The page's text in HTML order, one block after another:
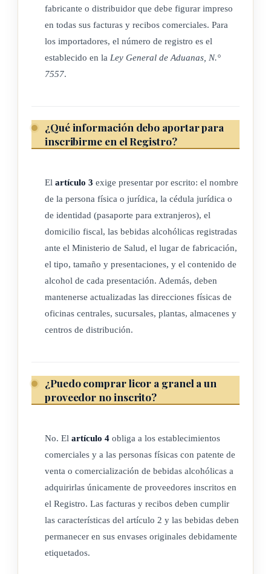
ARTÍCULO 3
Con el fin de cumplir la inscripción, las personas, físicas y
jurídicas, señaladas en el artículo 2 de esta Ley, deberán
indicar, en forma escrita, lo siguiente:
b) El número de la cédula jurídica o la cédula de identidad,
d) Las bebidas alcohólicas debidamente registradas ante el
Ministerio de Salud.
e) El lugar de fabricación del producto.
f) El tipo, el tamaño y las diversas presentaciones de las
bebidas.
g) El contenido de alcohol de cada una de las presentaciones
centros de distribución o almacenamiento.
Los establecimientos y locales comerciales o las personas
físicas que posean patentes para la venta o comercialización
de bebidas alcohólicas, solo podrán adquirirlas de
proveedores inscritos en el Registro; asimismo, las bebidas
alcohólicas que se coloquen a la venta únicamente podrán ser
inscritas por cada proveedor. Para ello, los establecimientos y
locales comerciales deberán demandar facturas o recibos
fabricante o distribuidor que debe figurar impreso
en todas sus facturas y recibos comerciales. Para
los importadores, el número de registro es el
establecido en la Ley General de Aduanas, N.°
7557.
¿Qué información debo aportar para
inscribirme en el Registro?
El artículo 3 exige presentar por escrito: el nombre
de la persona física o jurídica, la cédula jurídica o
de identidad (pasaporte para extranjeros), el
domicilio fiscal, las bebidas alcohólicas registradas
ante el Ministerio de Salud, el lugar de fabricación,
el tipo, tamaño y presentaciones, y el contenido de
alcohol de cada presentación. Además, deben
mantenerse actualizadas las direcciones físicas de
oficinas centrales, sucursales, plantas, almacenes y
centros de distribución.
¿Puedo comprar licor a granel a un
proveedor no inscrito?
No. El artículo 4 obliga a los establecimientos
comerciales y a las personas físicas con patente de
venta o comercialización de bebidas alcohólicas a
adquirirlas únicamente de proveedores inscritos en
el Registro. Las facturas y recibos deben cumplir
las características del artículo 2 y las bebidas deben
permanecer en sus envases originales debidamente
etiquetados.